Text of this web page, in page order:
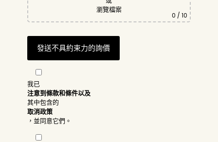
瀏覽檔案
0 / 10
我已
注意到條款和條件以及
其中包含的
取消政策
，並同意它們。